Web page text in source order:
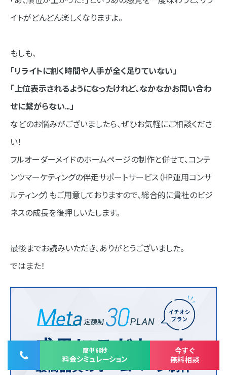
簡単60秒
料金シミュレーション
今すぐ
無料相談
イトがどんどん楽しくなりますよ。
もしも、
「リライトに割く時間や人手が全く足りていない」
「上位表示されるようになったけれど、なかなかお問い合わ
せに繋がらない…」
などのお悩みがございましたら、ぜひお気軽にご相談くださ
い！
フルオーダーメイドのホームページの制作と併せて、コンテ
ンツマーケティングの伴走サポートサービス（HP運用コンサ
ルティング）もご用意しておりますので、総合的に貴社のビジ
ネスの成長を後押しいたします。
最後までお読みいただき、ありがとうございました。
ではまた！